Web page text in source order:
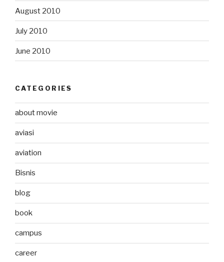
August 2010
July 2010
June 2010
CATEGORIES
about movie
aviasi
aviation
Bisnis
blog
book
campus
career